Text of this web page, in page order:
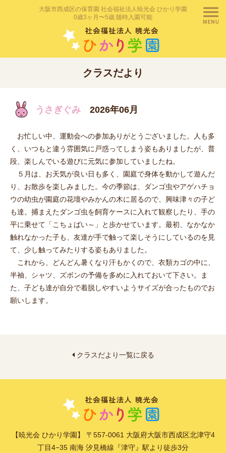
大阪市西成区の保育園 社会福祉法人暁光会 ひかり学園
0歳3ヶ月〜5歳 随時入園可能
クラスだより
うさぎぐみ 2026年06月
お忙しい中、運動会への参加ありがとうございました。人も多
く、いつもと違う雰囲気に戸惑ってしまう姿もありましたが、普
段、楽しんでいる遊びに元気に参加していましたね。
５月は、お天気が良い日も多く、園庭で身体を動かして遊んだ
り、お散歩を楽しみました。今の季節は、ダンゴ虫やアゲハチョ
ウの幼虫が園庭の花壇やみかんの木に居るので、興味津々の子ど
も達。捕まえたダンゴ虫を飼育ケースに入れて観察したり、手の
平に乗せて「こちょばい～」と歩かせています。最初、なかなか
触れなかった子も、友達が手で触って楽しそうにしているのを見
て、少し触ってみたりする姿もありました。
これから、どんどん暑くなり汗もかくので、衣類カゴの中に、
半袖、シャツ、ズボンの予備を多めに入れておいて下さい。ま
た、子ども達が自分で着脱しやすいようサイズが合ったものでお
願いします。
クラスだより一覧に戻る
【暁光会 ひかり学園】 〒557-0061 大阪府大阪市西成区北津守4
丁目4−35 南海 汐見橋線『津守』駅より徒歩3分